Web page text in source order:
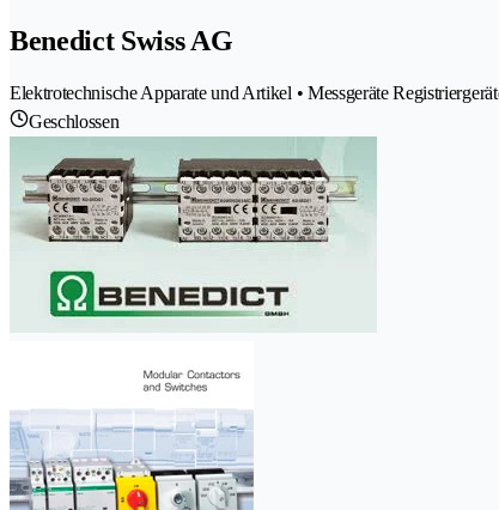
Benedict Swiss AG
Elektrotechnische Apparate und Artikel • Messgeräte
Geschlossen